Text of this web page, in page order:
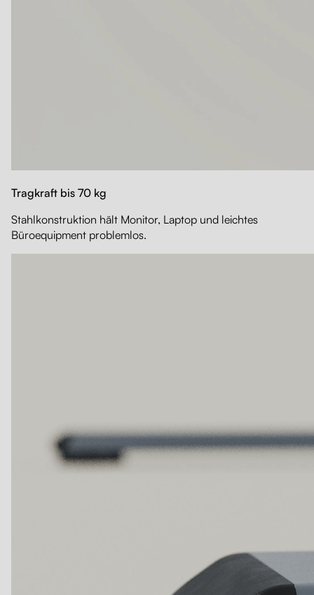
Tragkraft bis 70 kg
Stahlkonstruktion hält Monitor, Laptop und leichtes
Büroequipment problemlos.